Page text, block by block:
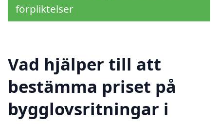
förpliktelser
Vad hjälper till att
bestämma priset på
bygglovsritningar i